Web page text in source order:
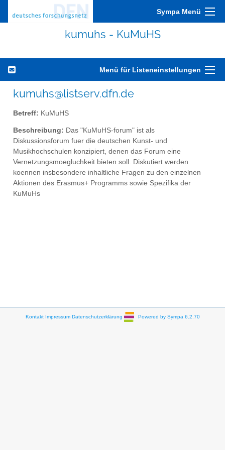
Sympa Menü
kumuhs - KuMuHS
Menü für Listeneinstellungen
kumuhs@listserv.dfn.de
Betreff: KuMuHS
Beschreibung: Das "KuMuHS-forum" ist als
Diskussionsforum fuer die deutschen Kunst- und
Musikhochschulen konzipiert, denen das Forum eine
Vernetzungsmoegluchkeit bieten soll. Diskutiert werden
koennen insbesondere inhaltliche Fragen zu den einzelnen
Aktionen des Erasmus+ Programms sowie Spezifika der
KuMuHs
Kontakt Impressum Datenschutzerklärung Powered by Sympa 6.2.70